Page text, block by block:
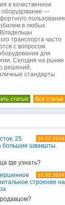
в качественное
оборудование —
пользования
в любых
транспорта часто
с вопросом
для
Сегодня на рынке
решений,
стандарты
Все статьи
статью
16.02.2024
25
большие швакшты.
где узнать?
16.02.2024
строение на